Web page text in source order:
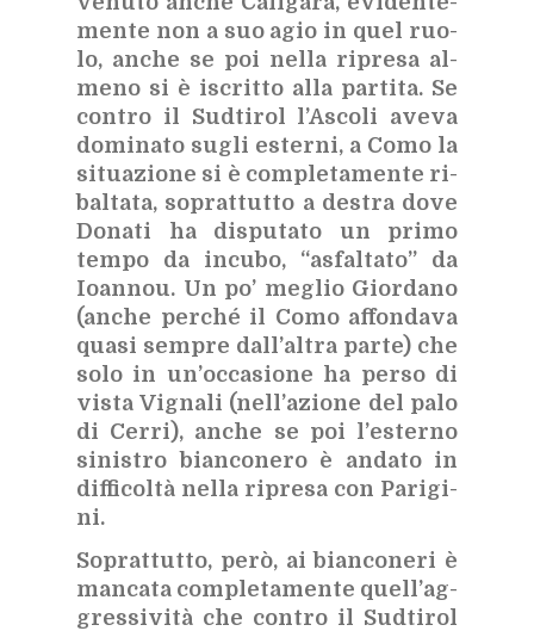
men­te non a suo agio in quel ruo­
lo, an­che se poi nel­la ri­pre­sa al­
me­no si è iscrit­to alla par­ti­ta. Se
con­tro il Sud­ti­rol l’A­sco­li ave­va
do­mi­na­to su­gli ester­ni, a Como la
si­tua­zio­ne si è com­ple­ta­men­te ri­
bal­ta­ta, so­prat­tut­to a de­stra dove
Do­na­ti ha di­spu­ta­to un pri­mo
tem­po da in­cu­bo, “asfal­ta­to” da
Ioan­nou. Un po’ me­glio Gior­da­no
(an­che per­ché il Como af­fon­da­va
qua­si sem­pre dal­l’al­tra par­te) che
solo in un’oc­ca­sio­ne ha per­so di
vi­sta Vi­gna­li (nel­l’a­zio­ne del palo
di Cer­ri), an­che se poi l’e­ster­no
si­ni­stro bian­co­ne­ro è an­da­to in
dif­fi­col­tà nel­la ri­pre­sa con Pa­ri­gi­
ni.
So­prat­tut­to, però, ai bian­co­ne­ri è
man­ca­ta com­ple­ta­men­te quel­l’ag­
gres­si­vi­tà che con­tro il Sud­ti­rol